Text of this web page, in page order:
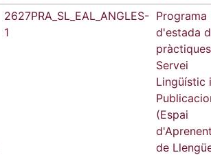
2627PRA_SL_EAL_ANGLES-
1
Programa
d'estada
Servei
Lingüístic
(Espai
de